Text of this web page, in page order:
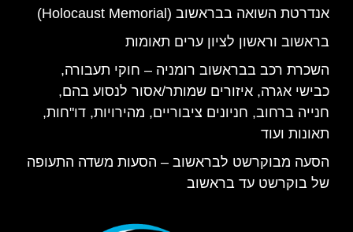
אנדרטת השואה בבראשוב (Holocaust Memorial)
בראשוב וראשון לציון ערים תאומות
השכרת רכב בבראשוב רומניה – חוקי תעבורה,
כבישי אגרה, איזורים שמותר/אסור לנסוע בהם,
חנייה ברחוב, חניונים ציבוריים, מהירויות, דו"חות,
תאונות ועוד
הסעה מבוקרשט לבראשוב – הסעות משדה התעופה
של בוקרשט עד בראשוב